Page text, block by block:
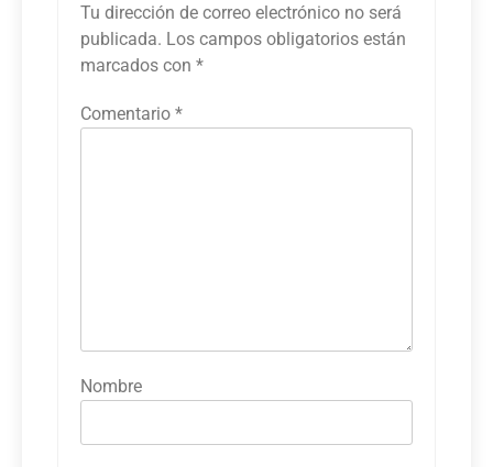
Tu dirección de correo electrónico no será
publicada. Los campos obligatorios están
marcados con *
Comentario *
Nombre